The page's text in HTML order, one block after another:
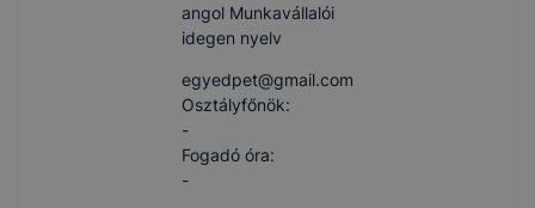
angol Munkavállalói
idegen nyelv
egyedpet​@gmail.com
Osztályfőnök:
-
Fogadó óra:
-